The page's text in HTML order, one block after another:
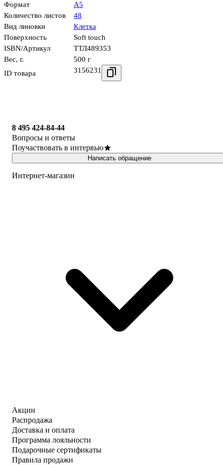
Формат
А5
Количество листов
48
Вид линовки
Клетка
Поверхность
Soft touch
ISBN/Артикул
ТТЛ489353
Вес, г.
500 г
ID товара
3156231
8 495 424-84-44
Вопросы и ответы
Поучаствовать в интервью
Написать обращение
Интернет-магазин
Акции
Распродажа
Доставка и оплата
Программа лояльности
Подарочные сертификаты
Правила продажи